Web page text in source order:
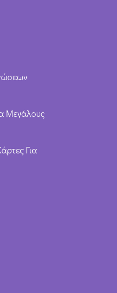
Μεγάλους
Για